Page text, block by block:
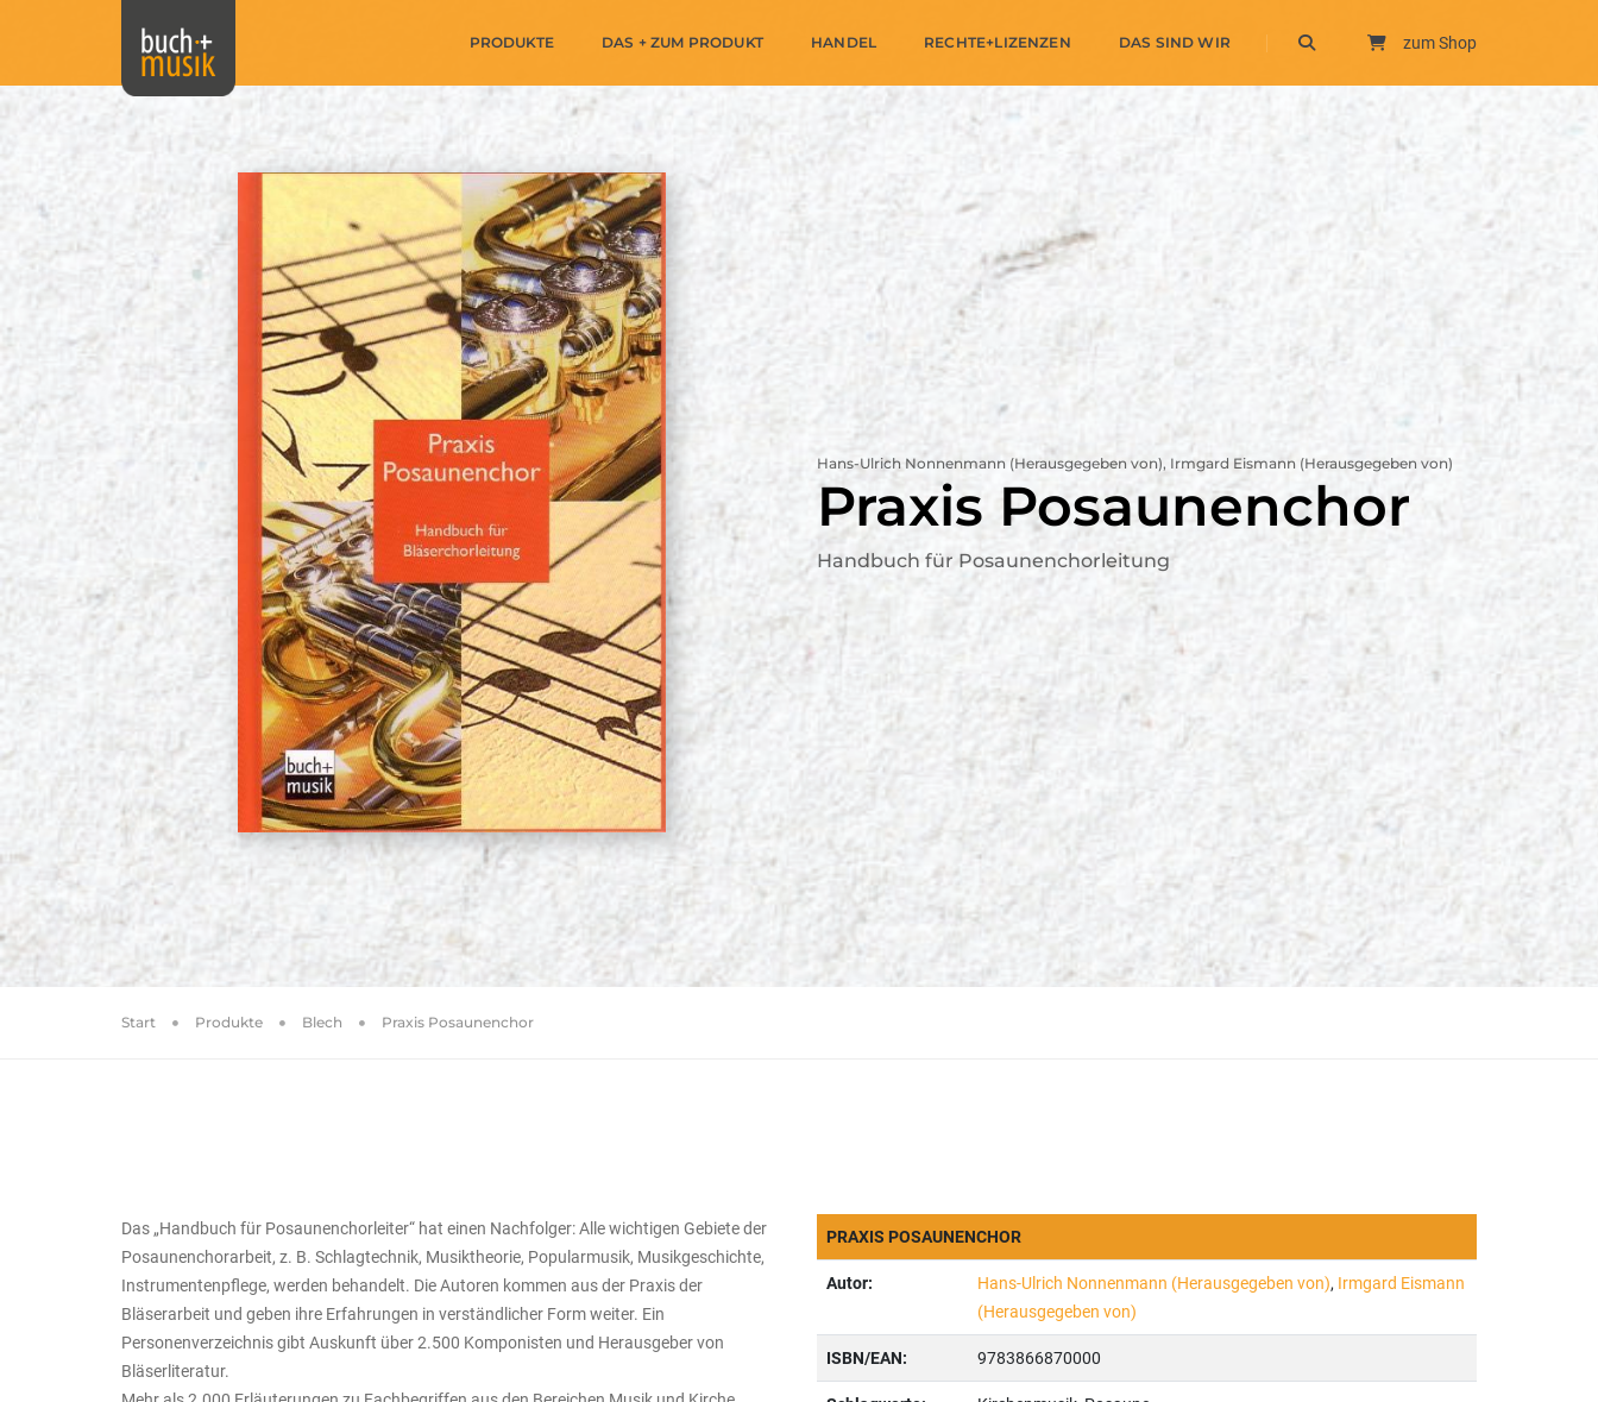
PRODUKTE DAS + ZUM PRODUKT HANDEL RECHTE+LIZENZEN DAS SIND WIR zum Shop
Hans-Ulrich Nonnenmann (Herausgegeben von), Irmgard Eismann (Herausgegeben von)
Praxis Posaunenchor
Handbuch für Posaunenchorleitung
Start Produkte Blech Praxis Posaunenchor
Das „Handbuch für Posaunenchorleiter“ hat einen Nachfolger: Alle wichtigen Gebiete der
Posaunenchorarbeit, z. B. Schlagtechnik, Musiktheorie, Popularmusik, Musikgeschichte,
Instrumentenpflege, werden behandelt. Die Autoren kommen aus der Praxis der
Bläserarbeit und geben ihre Erfahrungen in verständlicher Form weiter. Ein
Personenverzeichnis gibt Auskunft über 2.500 Komponisten und Herausgeber von
Bläserliteratur.
PRAXIS POSAUNENCHOR
Autor: Hans-Ulrich Nonnenmann (Herausgegeben von), Irmgard Eismann
(Herausgegeben von)
ISBN/EAN: 9783866870000